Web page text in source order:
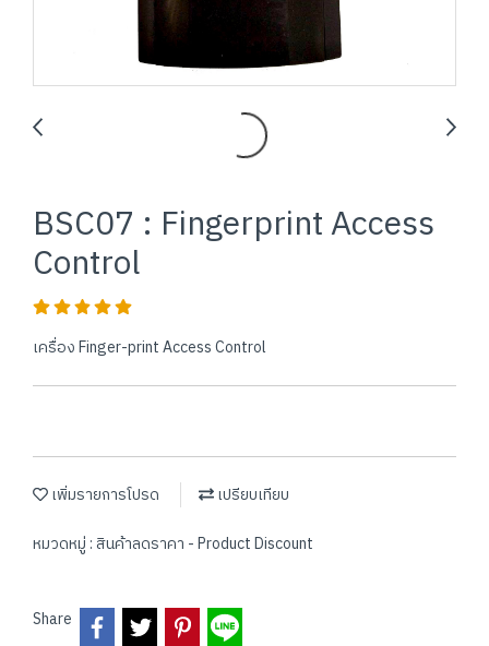
BSC07 : Fingerprint Access
Control
เครื่อง Finger-print Access Control
เพิ่มรายการโปรด
เปรียบเทียบ
หมวดหมู่ : สินค้าลดราคา - Product Discount
Share